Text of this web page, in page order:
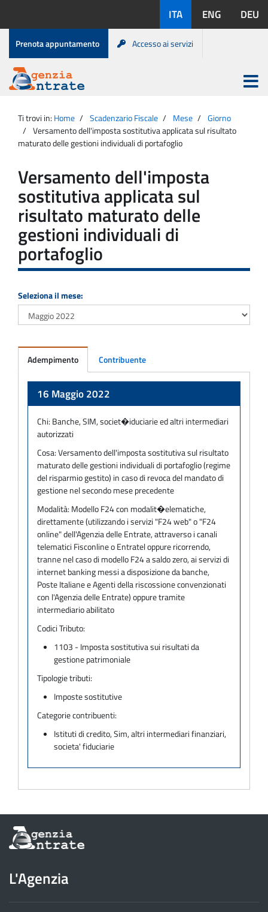
contenuto
disponibili:
ITA ENG DEU
Menu
di
servizio
Prenota appuntamento Accesso ai servizi
Agenzia
Entrate
Apri
menu
principale
Ti trovi in: Home Scadenzario Fiscale Mese
Giorno
Versamento dell'imposta sostitutiva applicata sul risultato
maturato delle gestioni individuali di portafoglio
Versamento dell'imposta
sostitutiva applicata sul
risultato maturato delle
gestioni individuali di
portafoglio
Seleziona il mese:
Adempimento Contribuente
16 Maggio 2022
Chi: Banche, SIM, societ�iduciarie ed altri intermediari
autorizzati
Cosa:Versamento dell'imposta sostitutiva sul risultato
maturato delle gestioni individuali di portafoglio (regime
del risparmio gestito) in caso di revoca del mandato di
gestione nel secondo mese precedente
Modalità: Modello F24 con modalit�elematiche,
direttamente (utilizzando i servizi "F24 web" o "F24
online" dell'Agenzia delle Entrate, attraverso i canali
telematici Fisconline o Entratel oppure ricorrendo,
tranne nel caso di modello F24 a saldo zero, ai servizi di
internet banking messi a disposizione da banche,
Poste Italiane e Agenti della riscossione convenzionati
con l'Agenzia delle Entrate) oppure tramite
intermediario abilitato
Codici Tributo:
1103 - Imposta sostitutiva sui risultati da
gestione patrimoniale
Tipologie tributi:
Imposte sostitutive
Categorie contribuenti:
Istituti di credito, Sim, altri intermediari finanziari,
societa' fiduciarie
Informazioni
sul
dell'Agenzia
delle
Entrate
L'Agenzia